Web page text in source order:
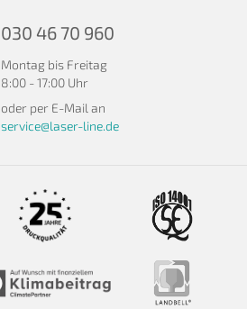
030 46 70 960
Montag bis Freitag
8:00 - 17:00 Uhr
oder per E-Mail an
service@laser-line.de